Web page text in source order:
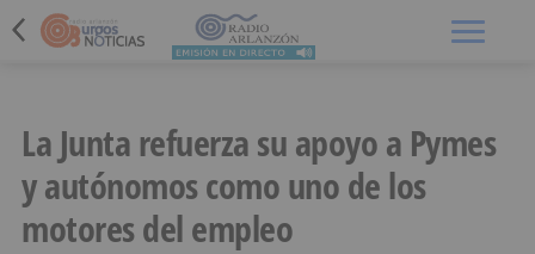
La Junta refuerza su apoyo a Pymes
y autónomos como uno de los
motores del empleo